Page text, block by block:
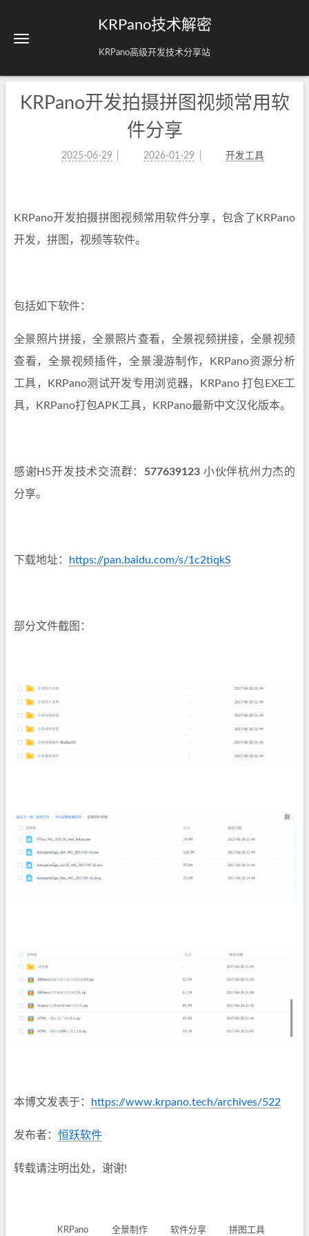
KRPano技术解密
KRPano高级开发技术分享站
KRPano开发拍摄拼图视频常用软
件分享
2025-06-29 2026-01-29 开发工具
KRPano开发拍摄拼图视频常用软件分享，包含了KRPano
开发，拼图，视频等软件。
包括如下软件：
全景照片拼接，全景照片查看，全景视频拼接，全景视频
查看，全景视频插件，全景漫游制作，KRPano资源分析
工具，KRPano测试开发专用浏览器，KRPano 打包EXE工
具，KRPano打包APK工具，KRPano最新中文汉化版本。
感谢H5开发技术交流群： 577639123 小伙伴杭州力杰的
分享。
下载地址： https://pan.baidu.com/s/1c2tiqkS
部分文件截图：
本博文发表于： https://www.krpano.tech/archives/522
发布者： 恒跃软件
转载请注明出处，谢谢!
KRPano 全景制作 软件分享 拼图工具